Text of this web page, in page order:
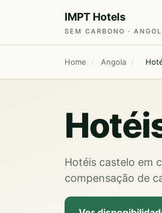
IMPT Hotels
SEM CARBONO ·
Home / Angola /
Hotéis castelo em
compensação de